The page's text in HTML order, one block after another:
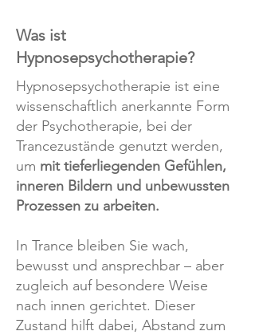
Was ist
Hypnosepsychotherapie?
Hypnosepsychotherapie ist eine
wissenschaftlich anerkannte Form
der Psychotherapie, bei der
Trancezustände genutzt werden,
um mit tieferliegenden Gefühlen,
inneren Bildern und unbewussten
Prozessen zu arbeiten.
In Trance bleiben Sie wach,
bewusst und ansprechbar – aber
zugleich auf besondere Weise
nach innen gerichtet. Dieser
Zustand hilft dabei, Abstand zum